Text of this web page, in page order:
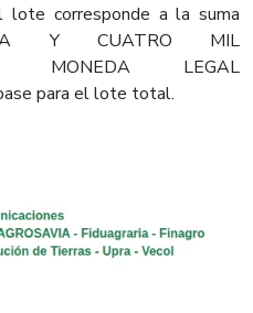
corresponde a la suma
Y CUATRO MIL
MONEDA LEGAL
para el lote total.​